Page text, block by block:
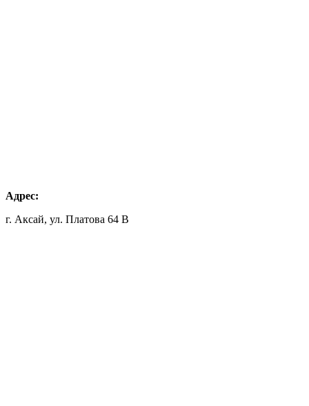
Адрес:
г. Аксай, ул. Платова 64 В